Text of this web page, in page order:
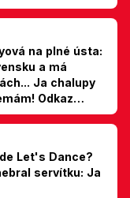
na plné ústa:
a má
Ja chalupy
Odkaz
Let's Dance?
servítku: Ja